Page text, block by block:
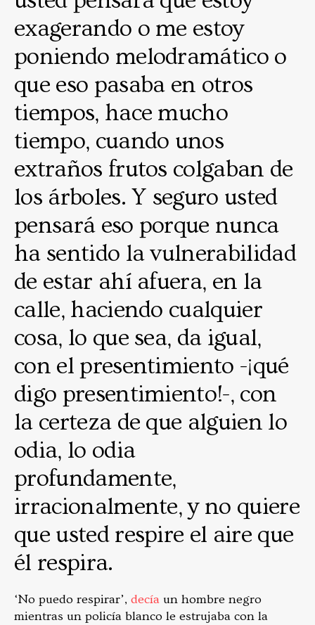
exagerando o me estoy
poniendo melodramático o
que eso pasaba en otros
tiempos, hace mucho
tiempo, cuando unos
extraños frutos colgaban de
los árboles. Y seguro usted
pensará eso porque nunca
ha sentido la vulnerabilidad
de estar ahí afuera, en la
calle, haciendo cualquier
cosa, lo que sea, da igual,
con el presentimiento -¡qué
digo presentimiento!-, con
la certeza de que alguien lo
odia, lo odia
profundamente,
irracionalmente, y no quiere
que usted respire el aire que
él respira.
‘No puedo respirar’, decía un hombre negro
mientras un policía blanco le estrujaba con la